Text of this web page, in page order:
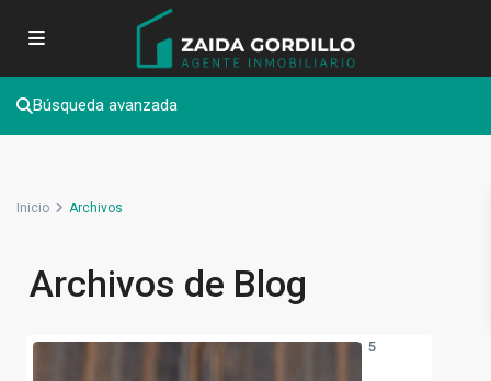
Búsqueda avanzada
Inicio Archivos
Archivos de Blog
5